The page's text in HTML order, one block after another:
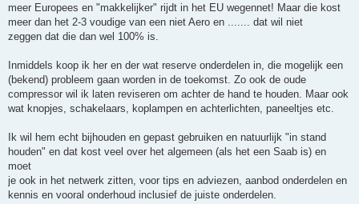
meer Europees en "makkelijker" rijdt in het EU wegennet! Maar die kost
meer dan het 2-3 voudige van een niet Aero en ....... dat wil niet
zeggen dat die dan wel 100% is.
Inmiddels koop ik her en der wat reserve onderdelen in, die mogelijk een
(bekend) probleem gaan worden in de toekomst. Zo ook de oude
compressor wil ik laten reviseren om achter de hand te houden. Maar ook
wat knopjes, schakelaars, koplampen en achterlichten, paneeltjes etc.
Ik wil hem echt bijhouden en gepast gebruiken en natuurlijk "in stand
houden" en dat kost veel over het algemeen (als het een Saab is) en
moet
je ook in het netwerk zitten, voor tips en adviezen, aanbod onderdelen en
kennis en vooral onderhoud inclusief de juiste onderdelen.